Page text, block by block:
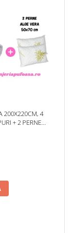
200X220CM, 4
+ 2 PERNE